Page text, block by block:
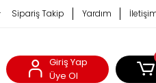
Sipariş Takip Yardım
Giriş Yap
Üye Ol